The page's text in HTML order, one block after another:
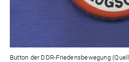
Button der DDR-Friedensbewegung